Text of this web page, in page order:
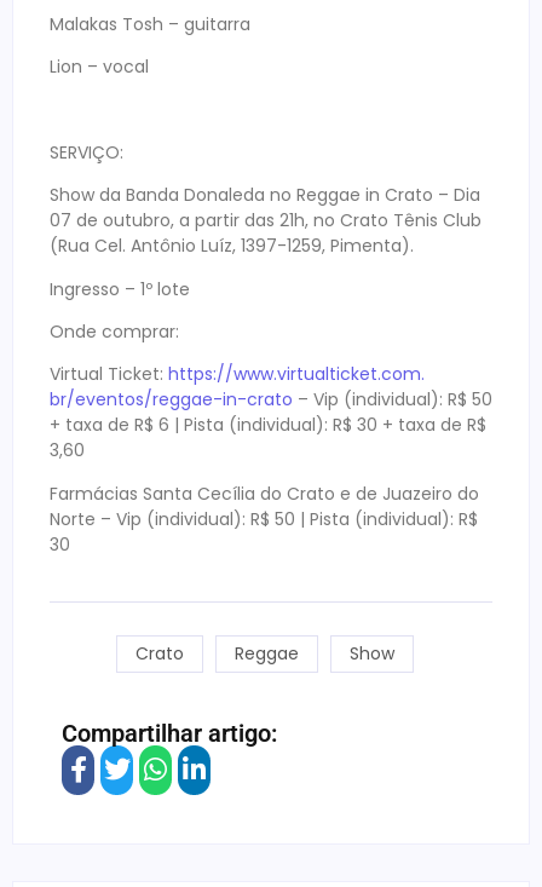
Malakas Tosh – guitarra
Lion – vocal
SERVIÇO:
Show da Banda Donaleda no Reggae in Crato – Dia
07 de outubro, a partir das 21h, no Crato Tênis Club
(Rua Cel. Antônio Luíz, 1397-1259, Pimenta).
Ingresso – 1º lote
Onde comprar:
Virtual Ticket: https://www.virtualticket.com.
br/eventos/reggae-in-crato – Vip (individual): R$ 50
+ taxa de R$ 6 | Pista (individual): R$ 30 + taxa de R$
3,60
Farmácias Santa Cecília do Crato e de Juazeiro do
Norte – Vip (individual): R$ 50 | Pista (individual): R$
30
Crato Reggae Show
Compartilhar artigo: